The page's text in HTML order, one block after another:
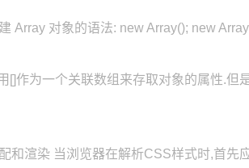
Array 对象的语法: new Array(); new
[]作为一个关联数组来存取对象的属性.但
渲染 当浏览器在解析CSS样式时,首先